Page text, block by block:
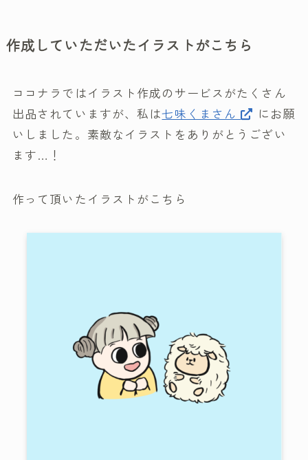
作成していただいたイラストがこちら
ココナラではイラスト作成のサービスがたくさん
出品されていますが、私は七味くまさん
にお願
いしました。素敵なイラストをありがとうござい
ます…！
作って頂いたイラストがこちら